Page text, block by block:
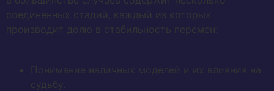
соединенных стадий, каждый из которых
производит долю в стабильность перемен:
Понимание наличных моделей и их влияния на
судьбу.